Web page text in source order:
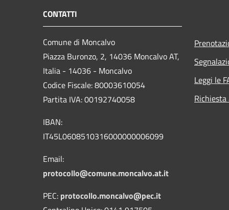
CONTATTI
Comune di Moncalvo
Piazza Buronzo, 2, 14036 Moncalvo AT,
Italia - 14036 - Moncalvo
Codice Fiscale: 80003610054
Partita IVA: 00192740058
IBAN:
IT45L0608510316000000006099
Email:
protocollo@comune.moncalvo.at.it
PEC: protocollo.moncalvo@pec.it
Leggi le